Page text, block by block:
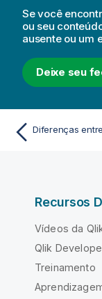
Se você
ou seu
ausente ou um
Deixe seu
Recursos
Vídeos da
Qlik
Treinamento